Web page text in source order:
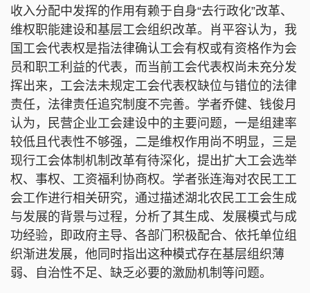
收入分配中发挥的作用有赖于自身“去行政化”改革、
维权职能建设和基层工会组织改革。肖平容认为，我
国工会代表权是指法律确认工会有权或有资格作为会
员和职工利益的代表，而当前工会代表权尚未充分发
挥出来，工会法未规定工会代表权缺位与错位的法律
责任，法律责任追究制度不完善。学者乔健、钱俊月
认为，民营企业工会建设中的主要问题，一是组建率
较低且代表性不够强，二是维权作用尚不明显，三是
现行工会体制机制改革有待深化，提出扩大工会选举
权、事权、工资福利协商权。学者张连海对农民工工
会工作进行相关研究，通过描述湖北农民工工会生成
与发展的背景与过程，分析了其生成、发展模式与成
功经验，即政府主导、各部门积极配合、依托单位组
织渐进发展，他同时指出这种模式存在基层组织薄
弱、自治性不足、缺乏必要的激励机制等问题。